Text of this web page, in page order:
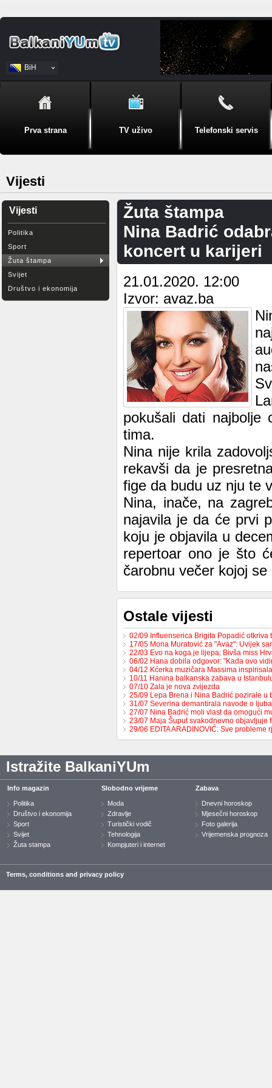
BiH
Srpski
Prva strana TV uživo Telefonski servis
Vijesti
Vijesti
Politika
Sport
Žuta štampa
Svijet
Društvo i ekonomija
Žuta štampa
Nina Badrić
koncert u karijeri
21.01.2020. 12:00
Izvor: avaz.ba
pokušali dati
tima.
Nina nije krila
rekavši da je
fige da budu uz nju te
Nina, inače, na
najavila je da će prvi
koju je objavila u
repertoar ono je što
čarobnu večer kojoj
Ostale vijesti
02/09 Influenserica Brigita Popadić
17/05 Mona Muratović za "Avaz": Uvijek
22/03 Evo na koga je lijepa: Bivša miss
06/02 Hana dobila odgovor: "Kada ovo
04/12 Kćerka muzičara Massima
10/11 Hanina balkanska zabava u
07/10 Zala je nova zvijezda
25/09 Lepa Brena i Nina Badrić pozirale u
31/07 Severina demantirala navode o
27/07 Nina Badrić moli vlast da omogući
23/07 Maja Šuput svakodnevno objavljuje
29/06 EDITA ARADINOVIĆ: Sve
Istražite BalkaniYUm
Info magazin
Politika
Društvo i ekonomija
Sport
Svijet
Žuta stampa
Slobodno vrijeme
Moda
Zdravlje
Turistički vodič
Tehnologija
Kompjuteri i internet
Zabava
Dnevni horoskop
Mjesečni horoskop
Foto galerija
Vrijemenska prognoza
Terms, conditions and privacy policy